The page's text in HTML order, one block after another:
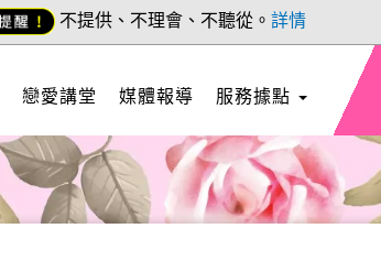
不提供、不理會、不聽從。 詳情
戀愛講堂 媒體報導 服務據點